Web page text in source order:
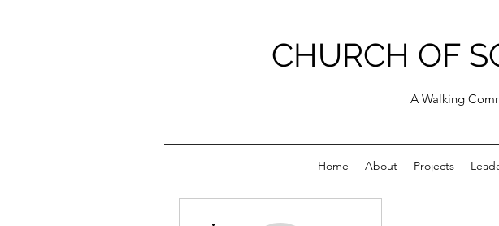
CHURCH OF
A Walking
Home About Projects